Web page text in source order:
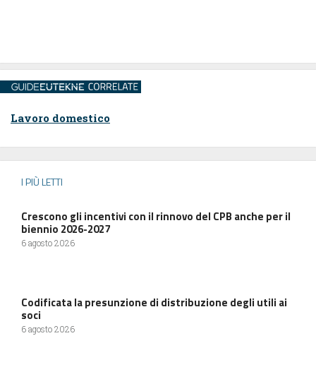
Lavoro domestico
I PIÙ LETTI
Crescono gli incentivi con il rinnovo del CPB anche per il
biennio 2026-2027
6 agosto 2026
Codificata la presunzione di distribuzione degli utili ai
soci
6 agosto 2026